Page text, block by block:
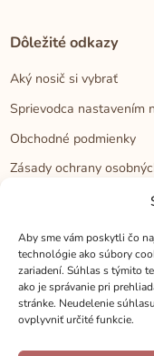
Aby sme vám poskytli čo
technológie ako súbory
zariadení. Súhlas s týmito
ako je správanie pri
stránke. Neudelenie
ovplyvniť určité funkcie.
Dôležité odkazy
Aký nosič si vybrať
Sprievodca nastavením
Obchodné podmienky
Zásady ochrany
Kontakt
Kontakt
Zákaznícka podpora